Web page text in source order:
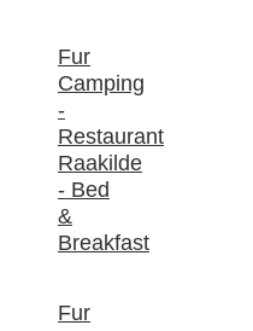
Fur
Camping
-
Restaurant
Raakilde
- Bed
&
Breakfast
Fur